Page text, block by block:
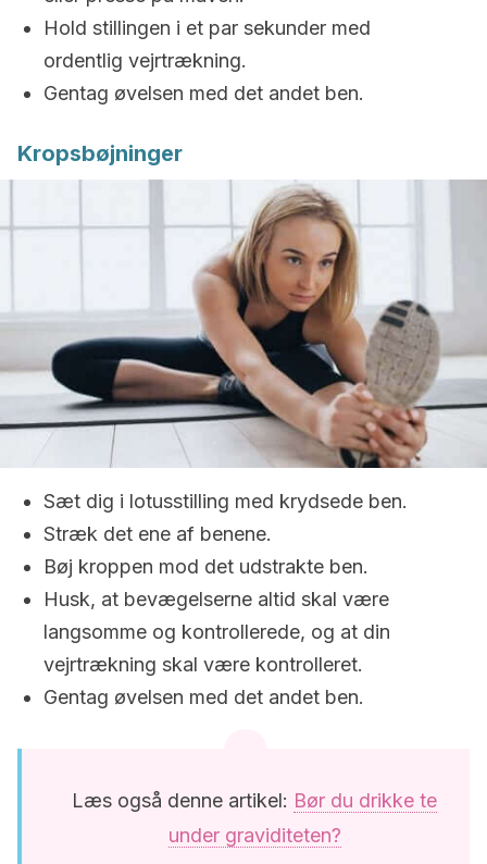
Hold stillingen i et par sekunder med
ordentlig vejrtrækning.
Gentag øvelsen med det andet ben.
Kropsbøjninger
Sæt dig i lotusstilling med krydsede ben.
Stræk det ene af benene.
Bøj kroppen mod det udstrakte ben.
Husk, at bevægelserne altid skal være
langsomme og kontrollerede, og at din
vejrtrækning skal være kontrolleret.
Gentag øvelsen med det andet ben.
Læs også denne artikel: Bør du drikke te
under graviditeten?